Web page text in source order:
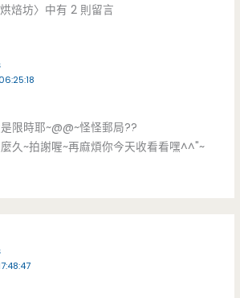
焙坊〉中有 2 則留言
限時耶~@@~怪怪郵局??
久~拍謝喔~再麻煩你今天收看看嘿^^"~